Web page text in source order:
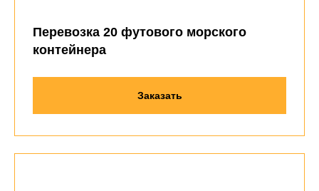
Перевозка 20 футового морского
контейнера
Заказать